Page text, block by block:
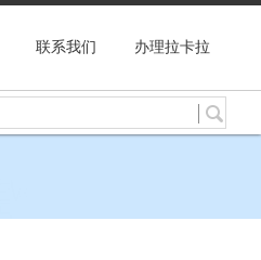
联系我们 办理拉卡拉